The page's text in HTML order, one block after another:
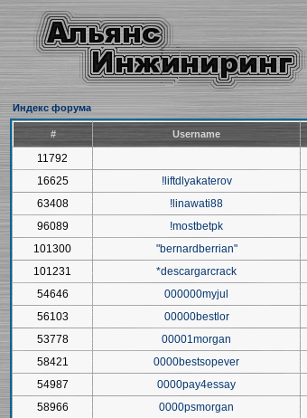
Индекс форума
# Username
11792
16625
!liftdlyakaterov
63408
!linawati88
96089
!mostbetpk
101300
"bernardberrian"
101231
*descargarcrack
54646
000000myjul
56103
00000bestlor
53778
00001morgan
58421
0000bestsopever
54987
0000pay4essay
58966
0000psmorgan